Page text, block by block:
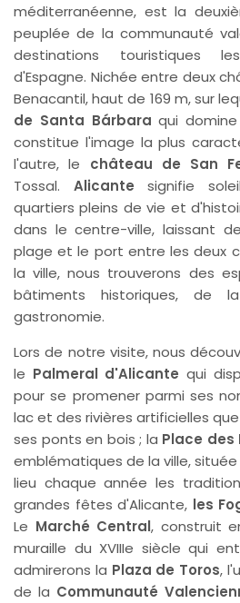
méditerranéenne, est la
peuplée de la communauté
destinations touristiques
d'Espagne. Nichée entre deux
Benacantil, haut de 169 m, sur
de Santa Bárbara qui
constitue l'image la plus
l'autre, le château de San
Tossal. Alicante signifie
quartiers pleins de vie et
dans le centre-ville, laissant
plage et le port entre les deux
la ville, nous trouverons des
bâtiments historiques,
gastronomie.
Lors de notre visite, nous
le Palmeral d'Alicante qui
pour se promener parmi ses
lac et des rivières artificielles
ses ponts en bois ; la Place des
emblématiques de la ville,
lieu chaque année les
grandes fêtes d'Alicante, les
Le Marché Central, construit
muraille du XVIIIe siècle qui
admirerons la Plaza de Toros,
de la Communauté